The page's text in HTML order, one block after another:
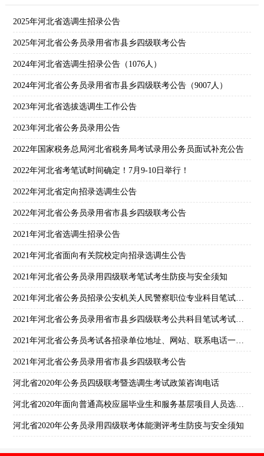
2025年河北省选调生招录公告
2025年河北省公务员录用省市县乡四级联考公告
2024年河北省选调生招录公告（1076人）
2024年河北省公务员录用省市县乡四级联考公告（9007人）
2023年河北省选拔选调生工作公告
2023年河北省公务员录用公告
2022年国家税务总局河北省税务局考试录用公务员面试补充公告
2022年河北省考笔试时间确定！7月9-10日举行！
2022年河北省定向招录选调生公告
2022年河北省公务员录用省市县乡四级联考公告
2021年河北省选调生招录公告
2021年河北省面向有关院校定向招录选调生公告
2021年河北省公务员录用四级联考笔试考生防疫与安全须知
2021年河北省公务员招录公安机关人民警察职位专业科目笔试考试大纲
2021年河北省公务员录用省市县乡四级联考公共科目笔试考试大纲
2021年河北省公务员考试各招录单位地址、网站、联系电话一览表
2021年河北省公务员录用省市县乡四级联考公告
河北省2020年公务员四级联考暨选调生考试政策咨询电话
河北省2020年面向普通高校应届毕业生和服务基层项目人员选拔选调生工作公告
河北省2020年公务员录用四级联考体能测评考生防疫与安全须知